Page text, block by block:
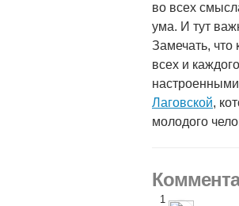
во всех
ума. И тут
Замечать, что
всех и
Лаговской,
молодого
1